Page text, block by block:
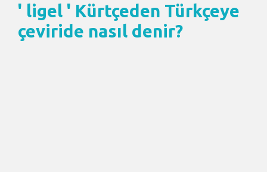
' ligel ' Kürtçeden Türkçeye
çeviride nasıl denir?